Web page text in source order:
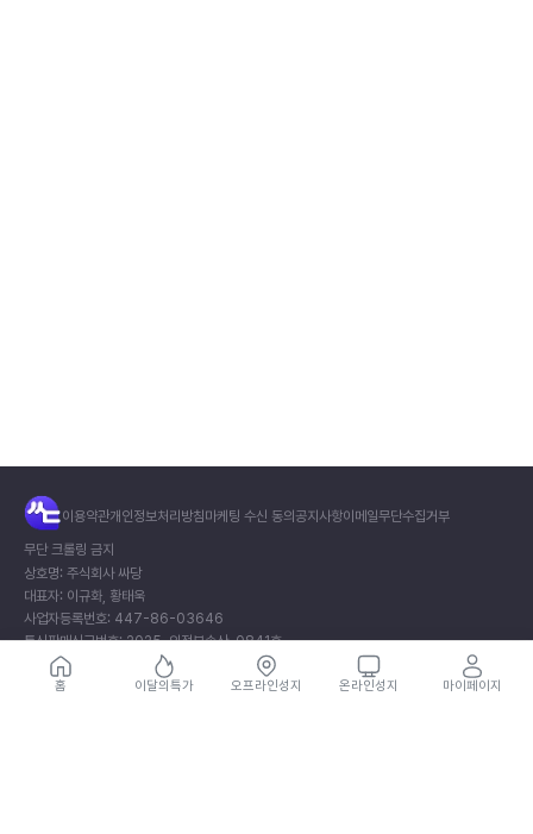
전
체
메
뉴
×
싸
당
이용약관개인정보처리방침마케팅 수신 동의공지사항이메일무단수집거부
무단 크롤링 금지
상호명: 주식회사 싸당
대표자: 이규화, 황태욱
사업자등록번호: 447-86-03646
통신판매신고번호: 2025-의정부송산-0841호
주소: (11813) 경기도 의정부시 오목로205번길 55, 901호 (민락동, 메가타워)
개인정보보호책임자: 김동규
홈 이달의특가 오프라인성지 온라인성지 마이페이지